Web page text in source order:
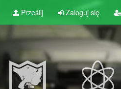
Prześlij Zaloguj się